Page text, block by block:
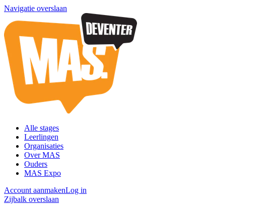
Navigatie overslaan
Alle stages
Leerlingen
Organisaties
Over MAS
Ouders
MAS Expo
Account aanmakenLog in
Zijbalk overslaan